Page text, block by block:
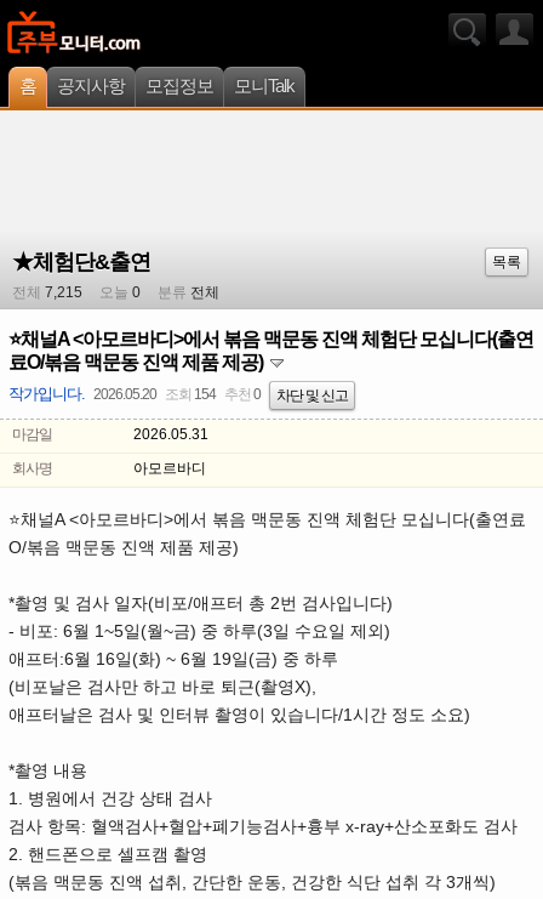
홈 공지사항 모집정보 모니Talk
★체험단&출연
목록
전체 7,215 오늘 0 분류 전체
⭐채널A <아모르바디>에서 볶음 맥문동 진액 체험단 모십니다(출연
료O/볶음 맥문동 진액 제품 제공)
작가입니다. 2026.05.20 조회 154 추천 0 차단 및 신고
마감일
2026.05.31
회사명
아모르바디
⭐채널A <아모르바디>에서 볶음 맥문동 진액 체험단 모십니다(출연료
O/볶음 맥문동 진액 제품 제공)
*촬영 및 검사 일자(비포/애프터 총 2번 검사입니다)
- 비포: 6월 1~5일(월~금) 중 하루(3일 수요일 제외)
애프터:6월 16일(화) ~ 6월 19일(금) 중 하루
(비포날은 검사만 하고 바로 퇴근(촬영X),
애프터날은 검사 및 인터뷰 촬영이 있습니다/1시간 정도 소요)
*촬영 내용
1. 병원에서 건강 상태 검사
검사 항목: 혈액검사+혈압+폐기능검사+흉부 x-ray+산소포화도 검사
2. 핸드폰으로 셀프캠 촬영
(볶음 맥문동 진액 섭취, 간단한 운동, 건강한 식단 섭취 각 3개씩)